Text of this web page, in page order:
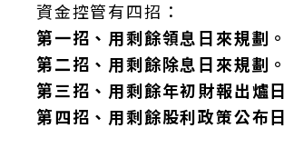
資金控管有四招：
第一招、用剩餘領息日來規劃。
第二招、用剩餘除息日來規劃。
第三招、用剩餘年初財報出爐
第四招、用剩餘股利政策公布